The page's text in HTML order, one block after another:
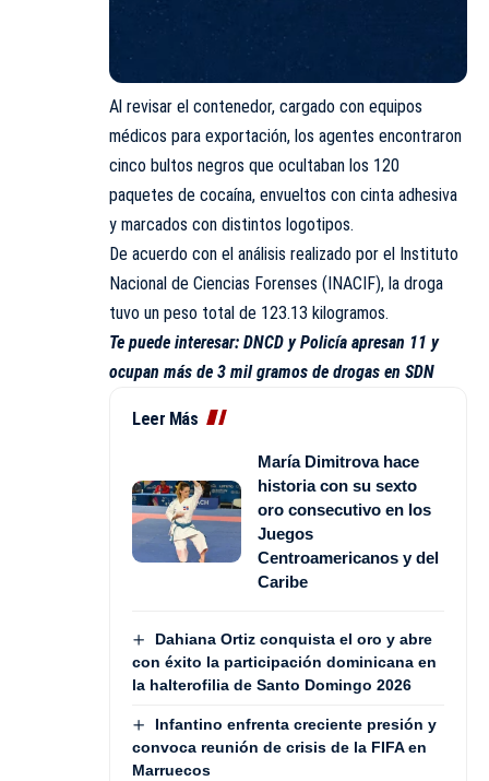
Al revisar el contenedor, cargado con equipos
médicos para exportación, los agentes encontraron
cinco bultos negros que ocultaban los 120
paquetes de cocaína, envueltos con cinta adhesiva
y marcados con distintos logotipos.
De acuerdo con el análisis realizado por el Instituto
Nacional de Ciencias Forenses (INACIF), la droga
tuvo un peso total de 123.13 kilogramos.
Te puede interesar: DNCD y Policía apresan 11 y
ocupan más de 3 mil gramos de drogas en SDN
Leer Más
María Dimitrova hace
historia con su sexto
oro consecutivo en los
Juegos
Centroamericanos y del
Caribe
Dahiana Ortiz conquista el oro y abre
con éxito la participación dominicana en
la halterofilia de Santo Domingo 2026
Infantino enfrenta creciente presión y
convoca reunión de crisis de la FIFA en
Marruecos